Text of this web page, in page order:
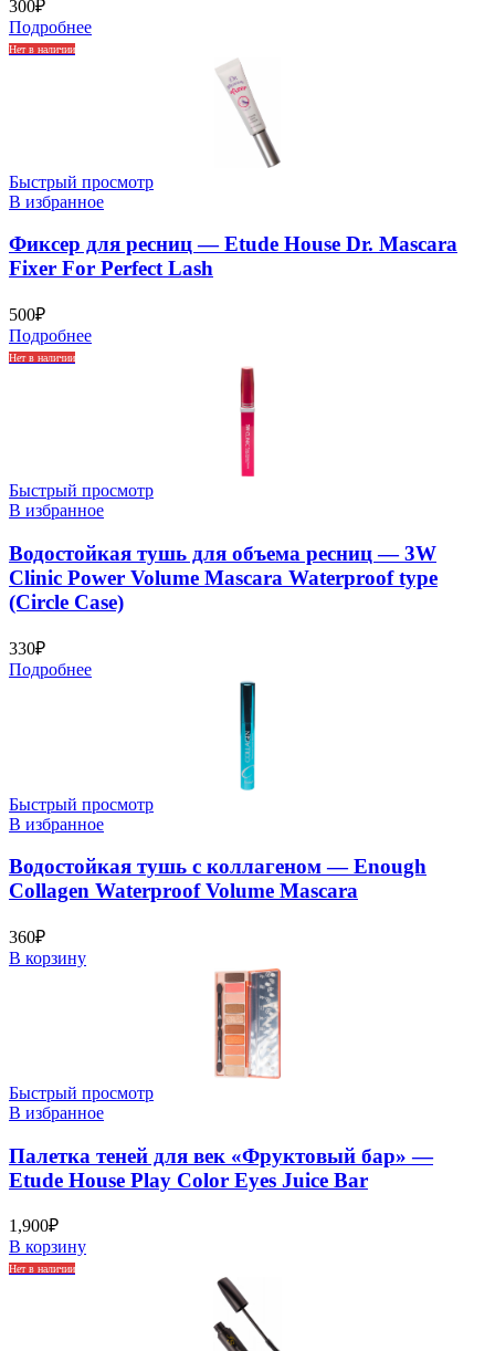
300₽
Подробнее
Нет в наличии
Быстрый просмотр
В избранное
Фиксер для ресниц — Etude House Dr. Mascara
Fixer For Perfect Lash
500₽
Подробнее
Нет в наличии
Быстрый просмотр
В избранное
Водостойкая тушь для объема ресниц — 3W
Clinic Power Volume Mascara Waterproof type
(Circle Case)
330₽
Подробнее
Быстрый просмотр
В избранное
Водостойкая тушь с коллагеном — Enough
Collagen Waterproof Volume Mascara
360₽
В корзину
Быстрый просмотр
В избранное
Палетка теней для век «Фруктовый бар» —
Etude House Play Color Eyes Juice Bar
1,900₽
В корзину
Нет в наличии